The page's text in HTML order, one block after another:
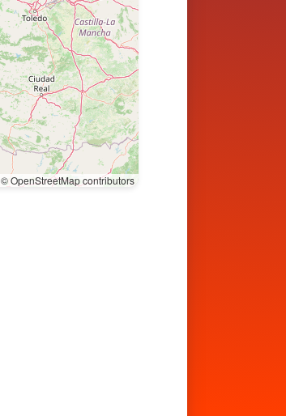
© OpenStreetMap contributors